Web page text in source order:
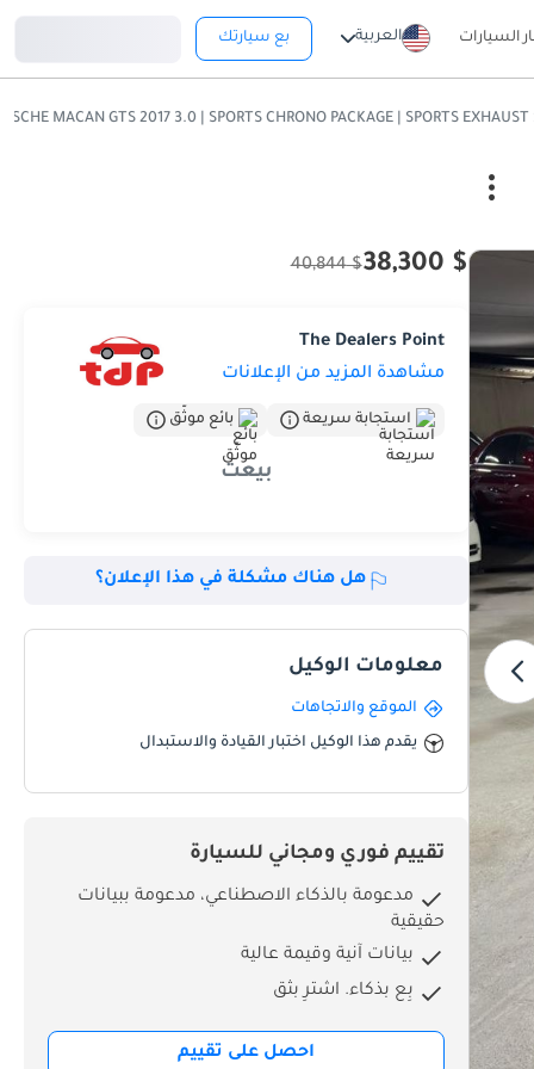
السيارات العربية بع سيارتك
$ 38,300
$ 40,844
The Dealers Point
مشاهدة المزيد من الإعلانات
استجابة سريعة بائع موثّق
بيعت
هل هناك مشكلة في هذا الإعلان؟
معلومات الوكيل
الموقع والاتجاهات
يقدم هذا الوكيل اختبار القيادة والاستبدال
تقييم فوري ومجاني للسيارة
مدعومة بالذكاء الاصطناعي، مدعومة ببيانات
حقيقية
بيانات آنية وقيمة عالية
بِع بذكاء. اشترِ بثق
احصل على تقييم